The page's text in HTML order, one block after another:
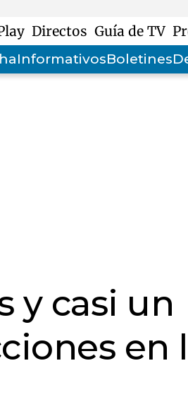
Directos Guía de TV
InformativosBoletines
y casi un
en